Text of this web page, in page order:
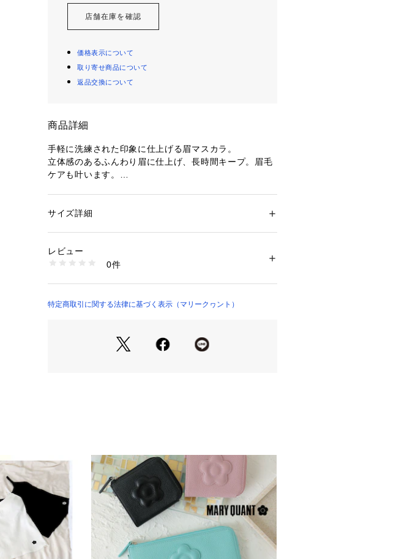
店舗在庫を確認
価格表示について
取り寄せ商品について
返品交換について
商品詳細
手軽に洗練された印象に仕上げる眉マスカラ。
立体感のあるふんわり眉に仕上げ、長時間キープ。眉毛
ケアも叶います。
明るくナチュラルに仕上がる万能カラー。
柔らかなピンクが抜け感あるオシャレな印象。カラーレ
スメイクにもぴったり。
甘さ控えめのやわらかな眉で、儚げな印象に。目もとを
●地肌に付きにくい
●汗・皮脂・擦れに強い　（アクリレーツ/アクリル酸エ
※2 ラウロイルグルタミン酸ジ(フィトステリル／オクチ
ルドデシル)（エモリエント成分）
＜HOW TO USE＞
STEP.1 アイブロウペンシルやパウダーなどで足りない
部分を描き足し、形を整える。
STEP.2 ブロウフィニッシュのブラシを、眉尻から眉頭
へ毛流れとは逆の方向に動かし、色をつける。
性別：レディース
生産国：日本
1800000001926
サイズ詳細
レビュー
0件
特定商取引に関する法律に基づく表示（マリークヮント）